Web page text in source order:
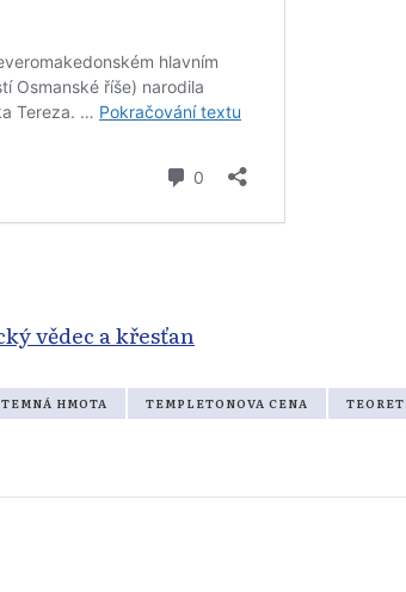
vědec a křesťan
TEMNÁ HMOTA TEMPLETONOVA CENA